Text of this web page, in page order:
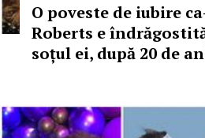
O poveste de iubire
Roberts e
soțul ei, după 20 de